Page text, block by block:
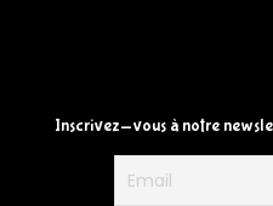
Inscrivez-vous à notre